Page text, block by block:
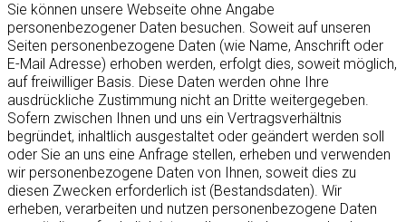
Sie können unsere Webseite ohne Angabe
personenbezogener Daten besuchen. Soweit auf unseren
Seiten personenbezogene Daten (wie Name, Anschrift oder
E-Mail Adresse) erhoben werden, erfolgt dies, soweit möglich,
auf freiwilliger Basis. Diese Daten werden ohne Ihre
ausdrückliche Zustimmung nicht an Dritte weitergegeben.
Sofern zwischen Ihnen und uns ein Vertragsverhältnis
begründet, inhaltlich ausgestaltet oder geändert werden soll
oder Sie an uns eine Anfrage stellen, erheben und verwenden
wir personenbezogene Daten von Ihnen, soweit dies zu
diesen Zwecken erforderlich ist (Bestandsdaten). Wir
erheben, verarbeiten und nutzen personenbezogene Daten